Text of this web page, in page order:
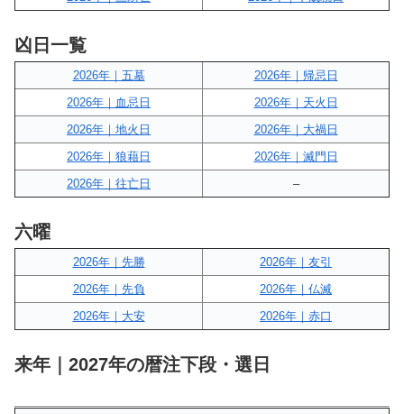
凶日一覧
2026年｜五墓
2026年｜帰忌日
2026年｜血忌日
2026年｜天火日
2026年｜地火日
2026年｜大禍日
2026年｜狼藉日
2026年｜滅門日
2026年｜往亡日
–
六曜
2026年｜先勝
2026年｜友引
2026年｜先負
2026年｜仏滅
2026年｜大安
2026年｜赤口
来年｜2027年の暦注下段・選日